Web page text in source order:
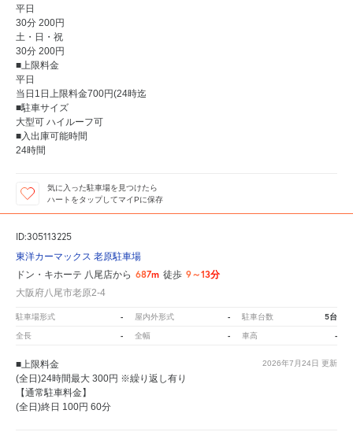
平日
30分 200円
土・日・祝
30分 200円
■上限料金
平日
当日1日上限料金700円(24時迄
■駐車サイズ
大型可 ハイルーフ可
■入出庫可能時間
24時間
気に入った駐車場を見つけたら
ハートをタップしてマイPに保存
ID:305113225
東洋カーマックス 老原駐車場
ドン・キホーテ 八尾店から 687m 徒歩 9～13分
大阪府八尾市老原2-4
駐車場形式 - 屋内外形式 - 駐車台数 5台
全長 - 全幅 - 車高 -
2026年7月24日 更新
■上限料金
(全日)24時間最大 300円 ※繰り返し有り
【通常駐車料金】
(全日)終日 100円 60分